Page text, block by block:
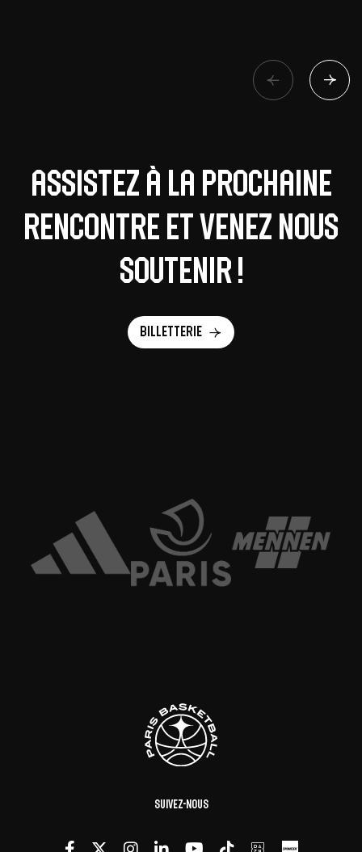
Assistez à la prochaine
rencontre et venez nous
soutenir !
Billetterie
Suivez-nous